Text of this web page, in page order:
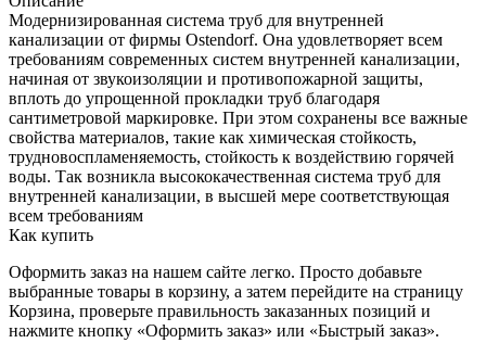
Модернизированная система труб для внутренней
канализации от фирмы Ostendorf. Она удовлетворяет всем
требованиям современных систем внутренней канализации,
начиная от звукоизоляции и противопожарной защиты,
вплоть до упрощенной прокладки труб благодаря
сантиметровой маркировке. При этом сохранены все важные
свойства материалов, такие как химическая стойкость,
трудновоспламеняемость, стойкость к воздействию горячей
воды. Так возникла высококачественная система труб для
внутренней канализации, в высшей мере соответствующая
всем требованиям
Как купить
Оформить заказ на нашем сайте легко. Просто добавьте
выбранные товары в корзину, а затем перейдите на страницу
Корзина, проверьте правильность заказанных позиций и
нажмите кнопку «Оформить заказ» или «Быстрый заказ».